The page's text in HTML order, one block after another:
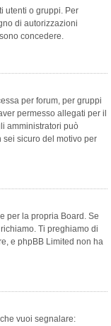
utenti o gruppi. Per
di autorizzazioni
concedere.
per forum, per gruppi
permesso allegati per il
amministratori può
sei sicuro del motivo per
per la propria Board. Se
Ti preghiamo di
e phpBB Limited non ha
vuoi segnalare: